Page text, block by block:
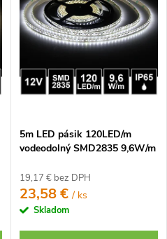
5m LED pásik 120LED/m
vodeodolný SMD2835 9,6W/m
19,17 € bez DPH
23,58 €/ ks
Skladom